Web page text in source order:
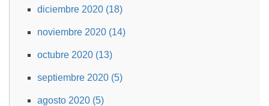
diciembre 2020 (18)
noviembre 2020 (14)
octubre 2020 (13)
septiembre 2020 (5)
agosto 2020 (5)